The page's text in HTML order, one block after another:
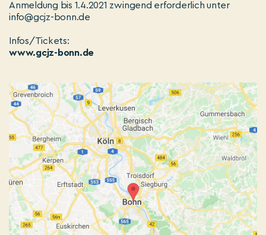
Anmeldung bis 1.4.2021 zwingend erforderlich unter
info@gcjz-bonn.de
Infos/Tickets:
www.gcjz-bonn.de